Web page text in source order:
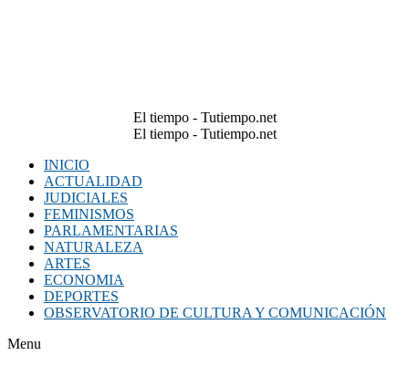
El tiempo - Tutiempo.net
El tiempo - Tutiempo.net
INICIO
ACTUALIDAD
JUDICIALES
FEMINISMOS
PARLAMENTARIAS
NATURALEZA
ARTES
ECONOMIA
DEPORTES
OBSERVATORIO DE CULTURA Y COMUNICACIÓN
Menu